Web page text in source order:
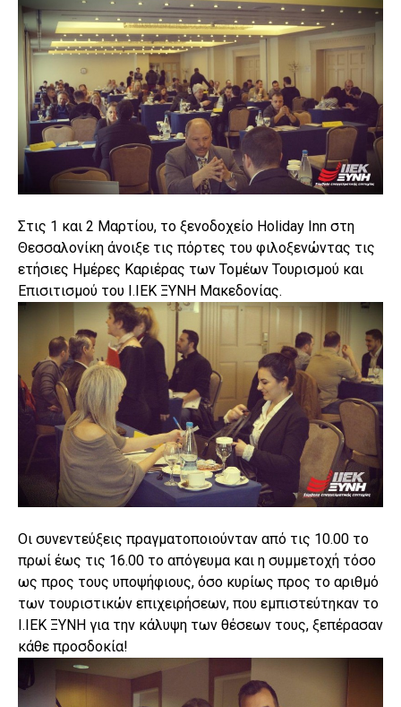
Στις 1 και 2 Μαρτίου, το ξενοδοχείο Holiday Inn στη
Θεσσαλονίκη άνοιξε τις πόρτες του φιλοξενώντας τις
ετήσιες Ημέρες Καριέρας των Τομέων Τουρισμού και
Επισιτισμού του Ι.ΙΕΚ ΞΥΝΗ Μακεδονίας.
Οι συνεντεύξεις πραγματοποιούνταν από τις 10.00 το
πρωί έως τις 16.00 το απόγευμα και η συμμετοχή τόσο
ως προς τους υποψήφιους, όσο κυρίως προς το αριθμό
των τουριστικών επιχειρήσεων, που εμπιστεύτηκαν το
Ι.ΙΕΚ ΞΥΝΗ για την κάλυψη των θέσεων τους, ξεπέρασαν
κάθε προσδοκία!